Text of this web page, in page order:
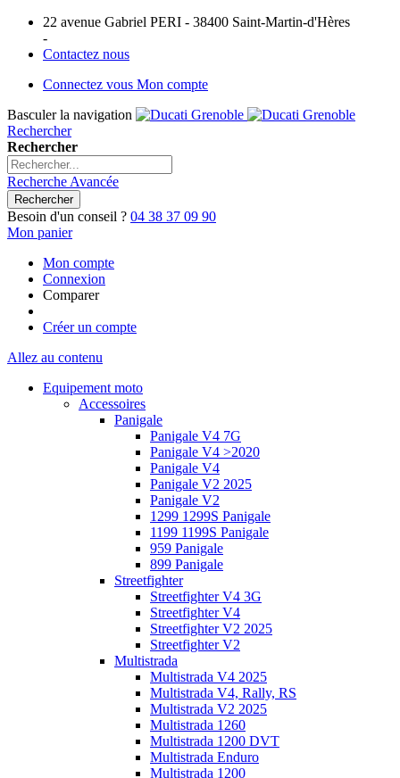
22 avenue Gabriel PERI - 38400 Saint-Martin-d'Hères
-
Contactez nous
Connectez vous Mon compte
Basculer la navigation
Rechercher
Rechercher
Recherche Avancée
Rechercher
Besoin d'un conseil ? 04 38 37 09 90
Mon panier
Mon compte
Connexion
Comparer
Créer un compte
Allez au contenu
Equipement moto
Accessoires
Panigale
Panigale V4 7G
Panigale V4 >2020
Panigale V4
Panigale V2 2025
Panigale V2
1299 1299S Panigale
1199 1199S Panigale
959 Panigale
899 Panigale
Streetfighter
Streetfighter V4 3G
Streetfighter V4
Streetfighter V2 2025
Streetfighter V2
Multistrada
Multistrada V4 2025
Multistrada V4, Rally, RS
Multistrada V2 2025
Multistrada 1260
Multistrada 1200 DVT
Multistrada Enduro
Multistrada 1200